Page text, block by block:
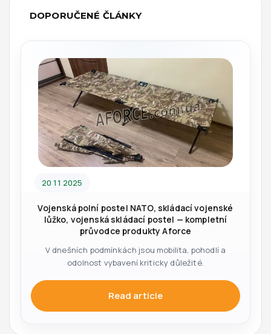
DOPORUČENÉ ČLÁNKY
20 11 2025
Vojenská polní postel NATO, skládací vojenské
lůžko, vojenská skládací postel — kompletní
průvodce produkty Aforce
V dnešních podmínkách jsou mobilita, pohodlí a
odolnost vybavení kriticky důležité.
Read article